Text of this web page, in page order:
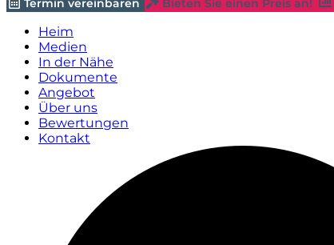
Termin vereinbaren
Bieten Sie einen Preis an!
Heim
Medien
In der Nähe
Dokumente
Angebot
Über uns
Bewertungen
Kontakt